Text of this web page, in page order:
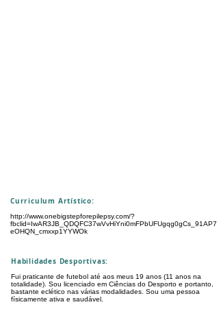
Curriculum Artístico:
http://www.onebigstepforepilepsy.com/?
fbclid=IwAR3JB_QDQFC37wVvHiYni0mFPbUFUgqg0gCs_91AP7
eOHQN_cmxxp1YYWOk
Habilidades Desportivas:
Fui praticante de futebol até aos meus 19 anos (11 anos na
totalidade). Sou licenciado em Ciências do Desporto e portanto,
bastante eclético nas várias modalidades. Sou uma pessoa
físicamente ativa e saudável.